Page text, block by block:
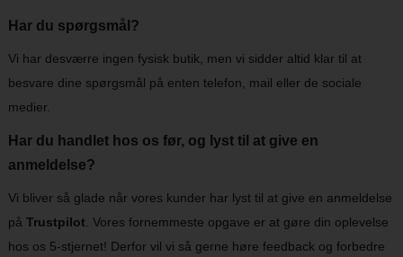
Har du spørgsmål?
Vi har desværre ingen fysisk butik, men vi sidder altid klar til at
besvare dine spørgsmål på enten telefon, mail eller de sociale
medier.
Har du handlet hos os før, og lyst til at give en
anmeldelse?
Vi bliver så glade når vores kunder har lyst til at give en anmeldelse
på Trustpilot . Vores fornemmeste opgave er at gøre din oplevelse
hos os 5-stjernet! Derfor vil vi så gerne høre feedback og forbedre